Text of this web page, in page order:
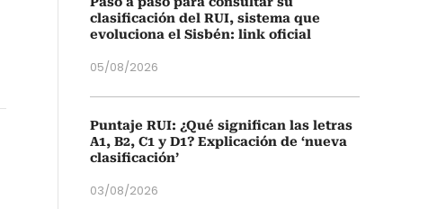
clasificación del RUI, sistema que
evoluciona el Sisbén: link oficial
05/08/2026
Puntaje RUI: ¿Qué significan las letras
A1, B2, C1 y D1? Explicación de ‘nueva
clasificación’
03/08/2026